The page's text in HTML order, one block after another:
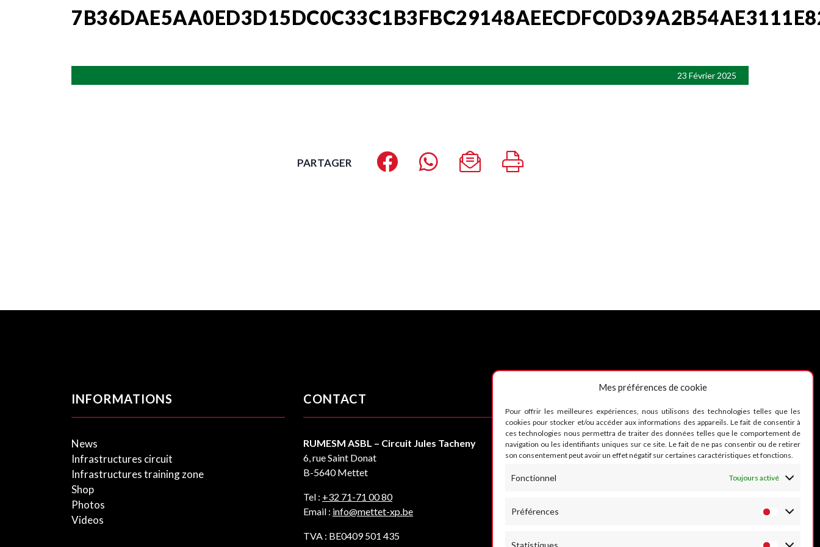
Mes préférences de cookie
Pour offrir les meilleures expériences, nous utilisons des technologies telles que les
cookies pour stocker et/ou accéder aux informations des appareils. Le fait de consentir à
ces technologies nous permettra de traiter des données telles que le comportement de
navigation ou les identifiants uniques sur ce site. Le fait de ne pas consentir ou de retirer
son consentement peut avoir un effet négatif sur certaines caractéristiques et fonctions.
Fonctionnel Toujours activé
Préférences
Statistiques
23 Février 2025
PARTAGER
INFORMATIONS
News
Infrastructures circuit
Infrastructures training zone
Shop
Photos
Videos
CONTACT
RUMESM ASBL – Circuit Jules Tacheny
6, rue Saint Donat
B-5640 Mettet
Tel : +32 71-71 00 80
Email : info@mettet-xp.be
TVA : BE0409 501 435